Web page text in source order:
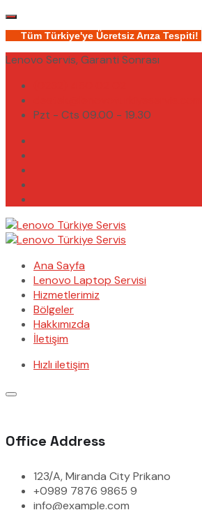
Tüm Türkiye'ye Ücretsiz Arıza Tespiti!
Lenovo Servis, Garanti Sonrası
Pzt - Cts 09.00 - 19.30
Ana Sayfa
Lenovo Laptop Servisi
Hizmetlerimiz
Bölgeler
Hakkımızda
İletişim
Hızlı iletişim
Office Address
123/A, Miranda City Prikano
+0989 7876 9865 9
info@example.com